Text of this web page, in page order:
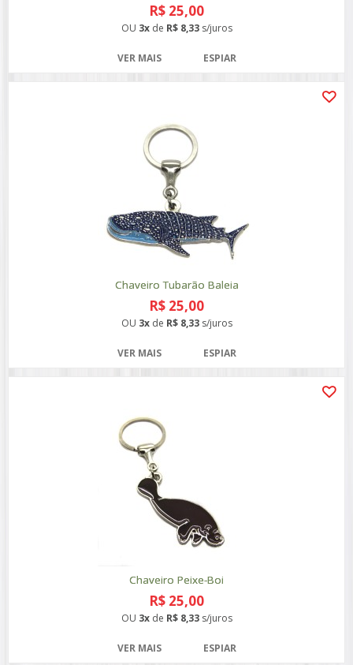
R$ 25,00
OU 3xde R$ 8,33s/juros
VER MAIS ESPIAR
Chaveiro Tubarão Baleia
R$ 25,00
OU 3xde R$ 8,33s/juros
VER MAIS ESPIAR
Chaveiro Peixe-Boi
R$ 25,00
OU 3xde R$ 8,33s/juros
VER MAIS ESPIAR